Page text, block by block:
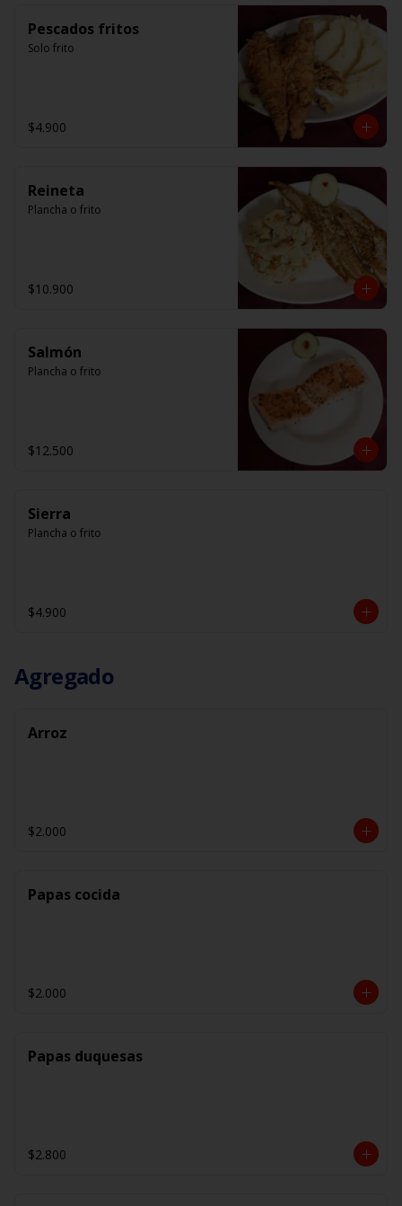
Pescados fritos
Solo frito
$4.900
Reineta
Plancha o frito
$10.900
Salmón
Plancha o frito
$12.500
Sierra
Plancha o frito
$4.900
Agregado
Arroz
$2.000
Papas cocida
$2.000
Papas duquesas
$2.800